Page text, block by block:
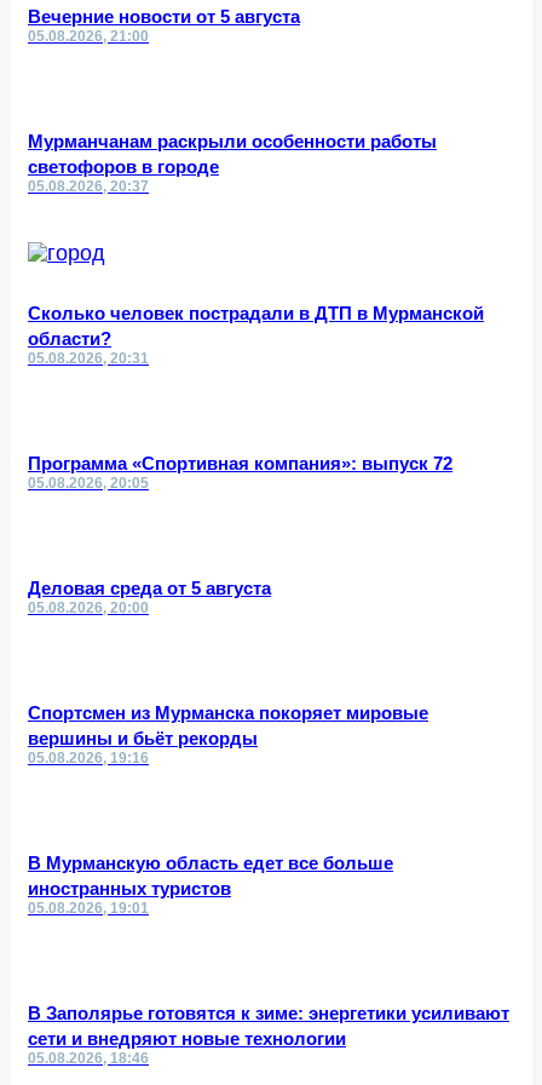
Вечерние новости от 5 августа
05.08.2026, 21:00
Мурманчанам раскрыли особенности работы
светофоров в городе
05.08.2026, 20:37
Сколько человек пострадали в ДТП в Мурманской
области?
05.08.2026, 20:31
Программа «Спортивная компания»: выпуск 72
05.08.2026, 20:05
Деловая среда от 5 августа
05.08.2026, 20:00
Спортсмен из Мурманска покоряет мировые
вершины и бьёт рекорды
05.08.2026, 19:16
В Мурманскую область едет все больше
иностранных туристов
05.08.2026, 19:01
В Заполярье готовятся к зиме: энергетики усиливают
сети и внедряют новые технологии
05.08.2026, 18:46